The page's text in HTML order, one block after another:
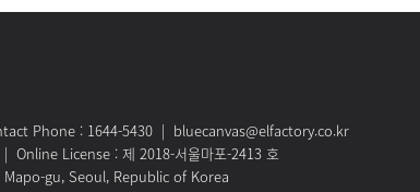
Phone : 1644-5430 | bluecanvas@elfactory.co.kr
License : 제 2018-서울마포-2413 호
gu, Seoul, Republic of Korea